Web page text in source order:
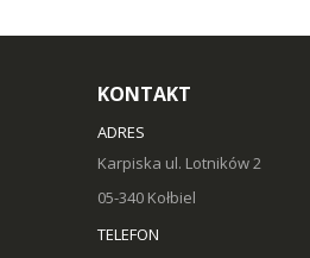
KONTAKT
ADRES
Karpiska ul. Lotników 2
05-340 Kołbiel
TELEFON